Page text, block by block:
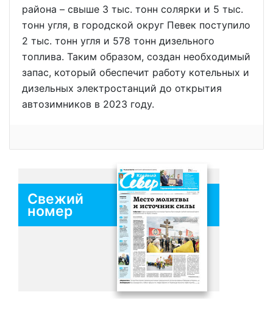
района – свыше 3 тыс. тонн солярки и 5 тыс.
тонн угля, в городской округ Певек поступило
2 тыс. тонн угля и 578 тонн дизельного
топлива. Таким образом, создан необходимый
запас, который обеспечит работу котельных и
дизельных электростанций до открытия
автозимников в 2023 году.
Свежий
номер